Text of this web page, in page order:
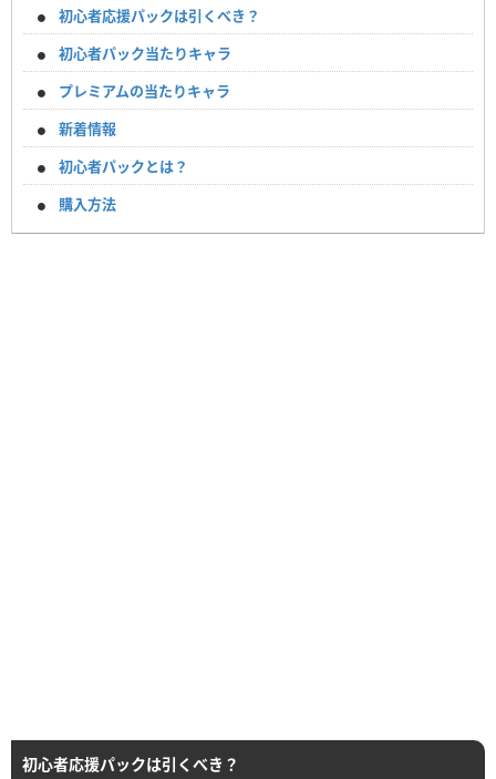
初心者応援パックは引くべき？
初心者パック当たりキャラ
プレミアムの当たりキャラ
新着情報
初心者パックとは？
購入方法
初心者応援パックは引くべき？